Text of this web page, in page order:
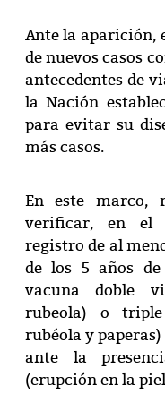
Ante la aparición,
de nuevos casos
antecedentes de
la Nación
para evitar su
más casos.
En este marco,
verificar, en el
registro de al
de los 5 años
vacuna doble
rubeola) o
rubéola y
ante la
(erupción en la